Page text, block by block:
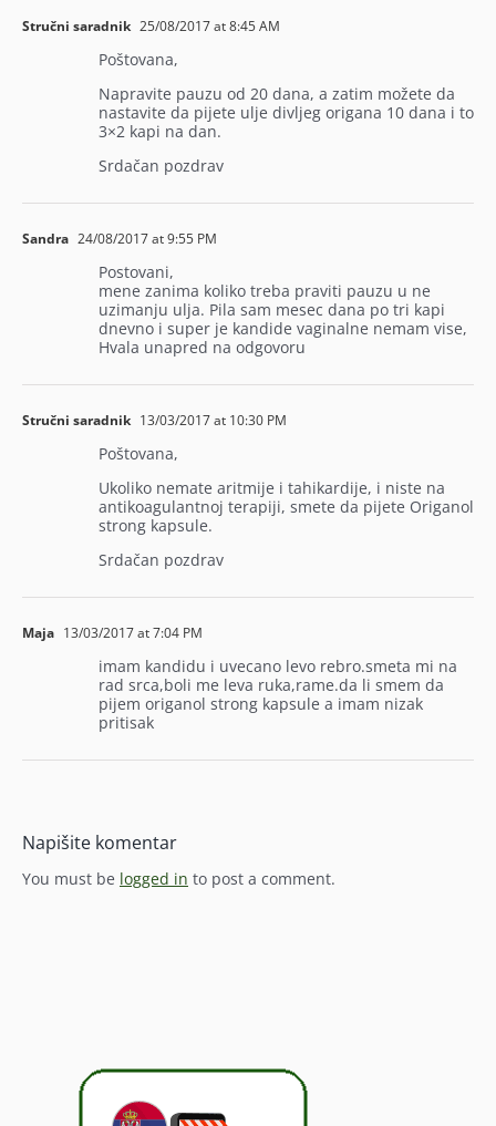
Stručni saradnik 25/08/2017 at 8:45 AM
Poštovana,
Napravite pauzu od 20 dana, a zatim možete da
nastavite da pijete ulje divljeg origana 10 dana i to
3×2 kapi na dan.
Srdačan pozdrav
Sandra 24/08/2017 at 9:55 PM
Postovani,
mene zanima koliko treba praviti pauzu u ne
uzimanju ulja. Pila sam mesec dana po tri kapi
dnevno i super je kandide vaginalne nemam vise,
Hvala unapred na odgovoru
Stručni saradnik 13/03/2017 at 10:30 PM
Poštovana,
Ukoliko nemate aritmije i tahikardije, i niste na
antikoagulantnoj terapiji, smete da pijete Origanol
strong kapsule.
Srdačan pozdrav
Maja 13/03/2017 at 7:04 PM
imam kandidu i uvecano levo rebro.smeta mi na
rad srca,boli me leva ruka,rame.da li smem da
pijem origanol strong kapsule a imam nizak
pritisak
Napišite komentar
You must be logged in to post a comment.